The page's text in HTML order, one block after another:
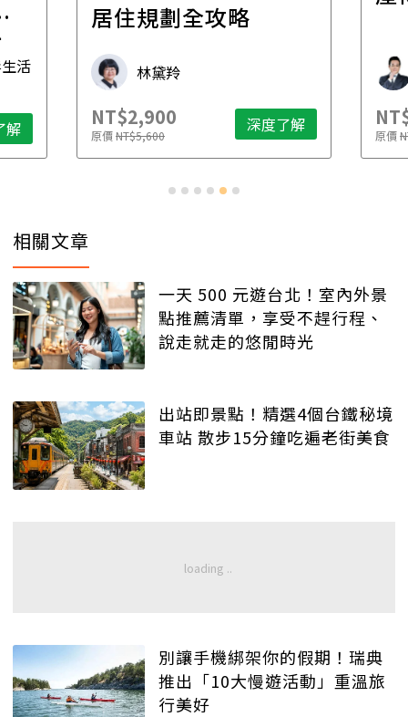
解
財稅專家 朱家棟
NT$2,500
原價NT$4,888 深度了解 原
相關文章
一天 500 元遊台北！室內外景
點推薦清單，享受不趕行程、
說走就走的悠閒時光
出站即景點！精選4個台鐵秘境
車站 散步15分鐘吃遍老街美食
別讓手機綁架你的假期！瑞典
推出「10大慢遊活動」重溫旅
行美好